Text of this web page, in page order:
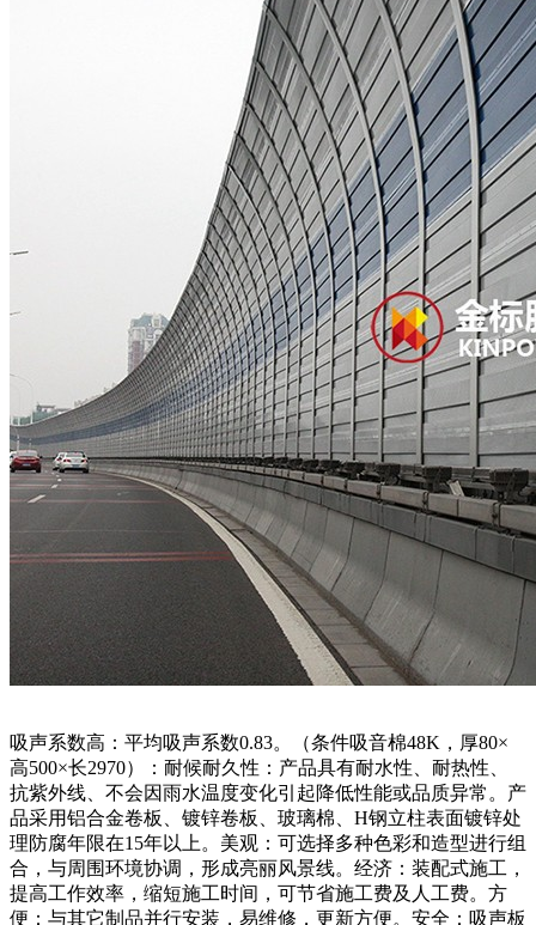
吸声系数高：平均吸声系数0.83。（条件吸音棉48K，厚80×
高500×长2970）：耐候耐久性：产品具有耐水性、耐热性、
抗紫外线、不会因雨水温度变化引起降低性能或品质异常。产
品采用铝合金卷板、镀锌卷板、玻璃棉、H钢立柱表面镀锌处
理防腐年限在15年以上。美观：可选择多种色彩和造型进行组
合，与周围环境协调，形成亮丽风景线。经济：装配式施工，
提高工作效率，缩短施工时间，可节省施工费及人工费。方
便：与其它制品并行安装，易维修，更新方便。安全：吸声板